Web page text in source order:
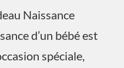
Naissance
d’un bébé est
spéciale,